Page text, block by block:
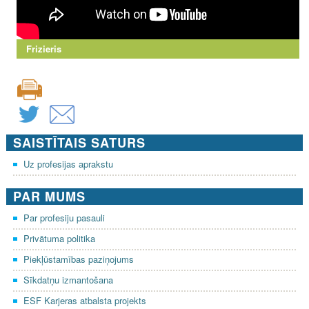
Frizieris
SAISTĪTAIS SATURS
Uz profesijas aprakstu
PAR MUMS
Par profesiju pasauli
Privātuma politika
Piekļūstamības paziņojums
Sīkdatņu izmantošana
ESF Karjeras atbalsta projekts